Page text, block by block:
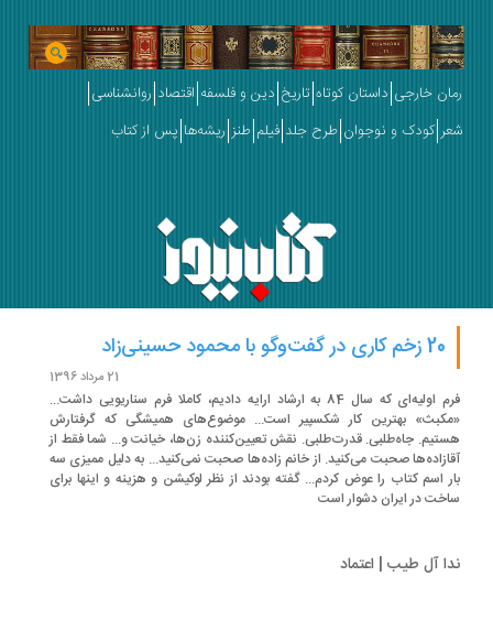
خارجی داستان کوتاه تاریخ دین و فلسفه اقتصاد روانشناسی
کودک و نوجوان طرح جلد فیلم طنز ریشه‌ها پس از کتاب
فرم اولیه‌ای که سال 84 به ارشاد ارایه دادیم، کاملا فرم سناریویی داشت...
بهترین کار شکسپیر است... موضوع‌های همیشگی که گرفتارش
جاه‌طلبی. قدرت‌طلبی. نقش تعیین‌کننده زن‌ها، خیانت و... شما فقط از
صحبت می‌کنید. از خانم زاده‌ها صحبت نمی‌کنید... به دلیل ممیزی سه
اسم کتاب را عوض کردم... گفته بودند از نظر لوکیشن و هزینه و اینها برای
در ایران دشوار است
آل طیب | اعتماد